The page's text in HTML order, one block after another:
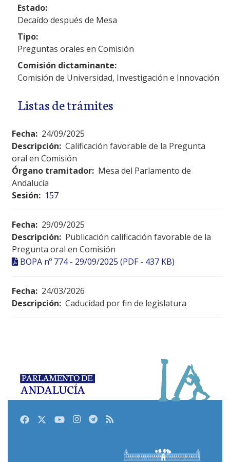
Estado:
Decaído después de Mesa
Tipo:
Preguntas orales en Comisión
Comisión dictaminante:
Comisión de Universidad, Investigación e Innovación
Listas de trámites
Fecha: 24/09/2025
Descripción: Calificación favorable de la Pregunta
oral en Comisión
Órgano tramitador: Mesa del Parlamento de
Andalucía
Sesión: 157
Fecha: 29/09/2025
Descripción: Publicación calificación favorable de la
Pregunta oral en Comisión
BOPA nº 774 - 29/09/2025 (PDF - 437 KB)
Fecha: 24/03/2026
Descripción: Caducidad por fin de legislatura
FacebookTwitterYoutubeInstagram
Telegram
RSS